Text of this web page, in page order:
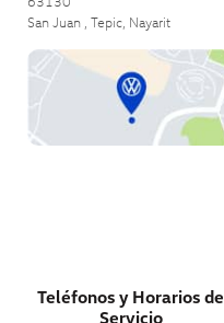
San Juan , Tepic, Nayarit
Teléfonos y Horarios de
Servicio